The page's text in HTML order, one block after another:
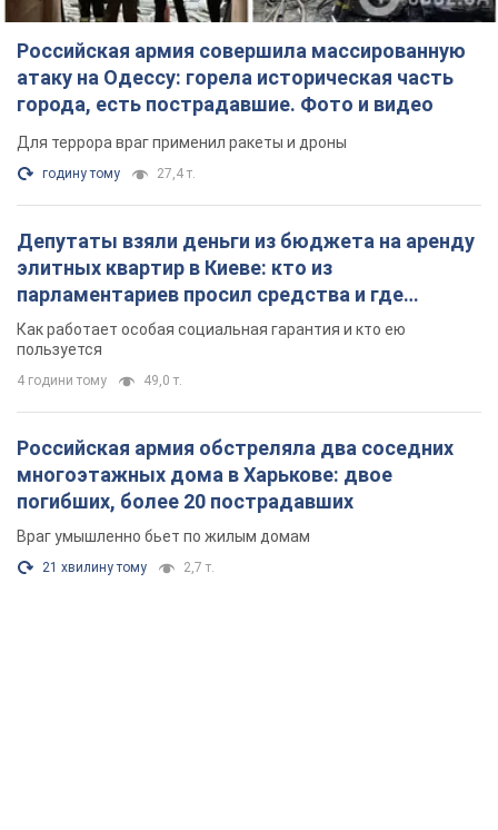
Российская армия совершила массированную
атаку на Одессу: горела историческая часть
города, есть пострадавшие. Фото и видео
Для террора враг применил ракеты и дроны
годину тому 27,4 т.
Депутаты взяли деньги из бюджета на аренду
элитных квартир в Киеве: кто из
парламентариев просил средства и где
поселился
Как работает особая социальная гарантия и кто ею
пользуется
4 години тому 49,0 т.
Российская армия обстреляла два соседних
многоэтажных дома в Харькове: двое
погибших, более 20 пострадавших
Враг умышленно бьет по жилым домам
21 хвилину тому 2,7 т.